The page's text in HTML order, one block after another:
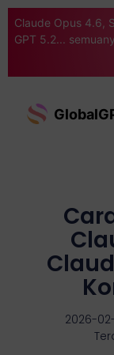
Claude Opus 4.6,
GPT 5.2...
2026-